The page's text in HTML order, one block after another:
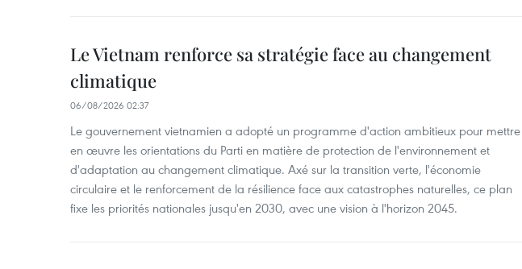
Le Vietnam renforce sa stratégie face au changement
climatique
06/08/2026 02:37
Le gouvernement vietnamien a adopté un programme d'action ambitieux pour mettre
en œuvre les orientations du Parti en matière de protection de l'environnement et
d'adaptation au changement climatique. Axé sur la transition verte, l'économie
circulaire et le renforcement de la résilience face aux catastrophes naturelles, ce plan
fixe les priorités nationales jusqu'en 2030, avec une vision à l'horizon 2045.